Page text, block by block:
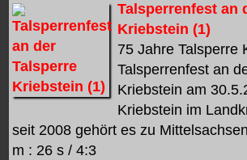
Talsperrenfest an
Kriebstein (1)
75 Jahre Talsperre
Talsperrenfest an
Kriebstein am
Kriebstein im
seit 2008 gehört es zu
m : 26 s / 4:3